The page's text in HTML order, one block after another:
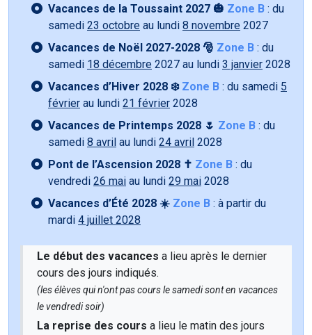
Vacances de la Toussaint 2027 🎃 Zone B : du
samedi 23 octobre au lundi 8 novembre 2027
Vacances de Noël 2027-2028 🎅 Zone B : du
samedi 18 décembre 2027 au lundi 3 janvier 2028
Vacances d’Hiver 2028 ❄️ Zone B : du samedi 5
février au lundi 21 février 2028
Vacances de Printemps 2028 🌷 Zone B : du
samedi 8 avril au lundi 24 avril 2028
Pont de l’Ascension 2028 ✝️ Zone B : du
vendredi 26 mai au lundi 29 mai 2028
Vacances d’Été 2028 ☀️ Zone B : à partir du
mardi 4 juillet 2028
Le début des vacances a lieu après le dernier
cours des jours indiqués.
(les élèves qui n'ont pas cours le samedi sont en vacances
le vendredi soir)
La reprise des cours a lieu le matin des jours